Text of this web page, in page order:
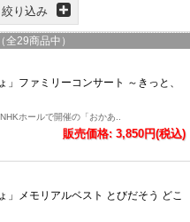
絞り込み
全29商品中）
」ファミリーコンサート ～きっと、
ホールで開催の「おかあ..
販売価格: 3,850円(税込)
」メモリアルベスト とびだそう どこ